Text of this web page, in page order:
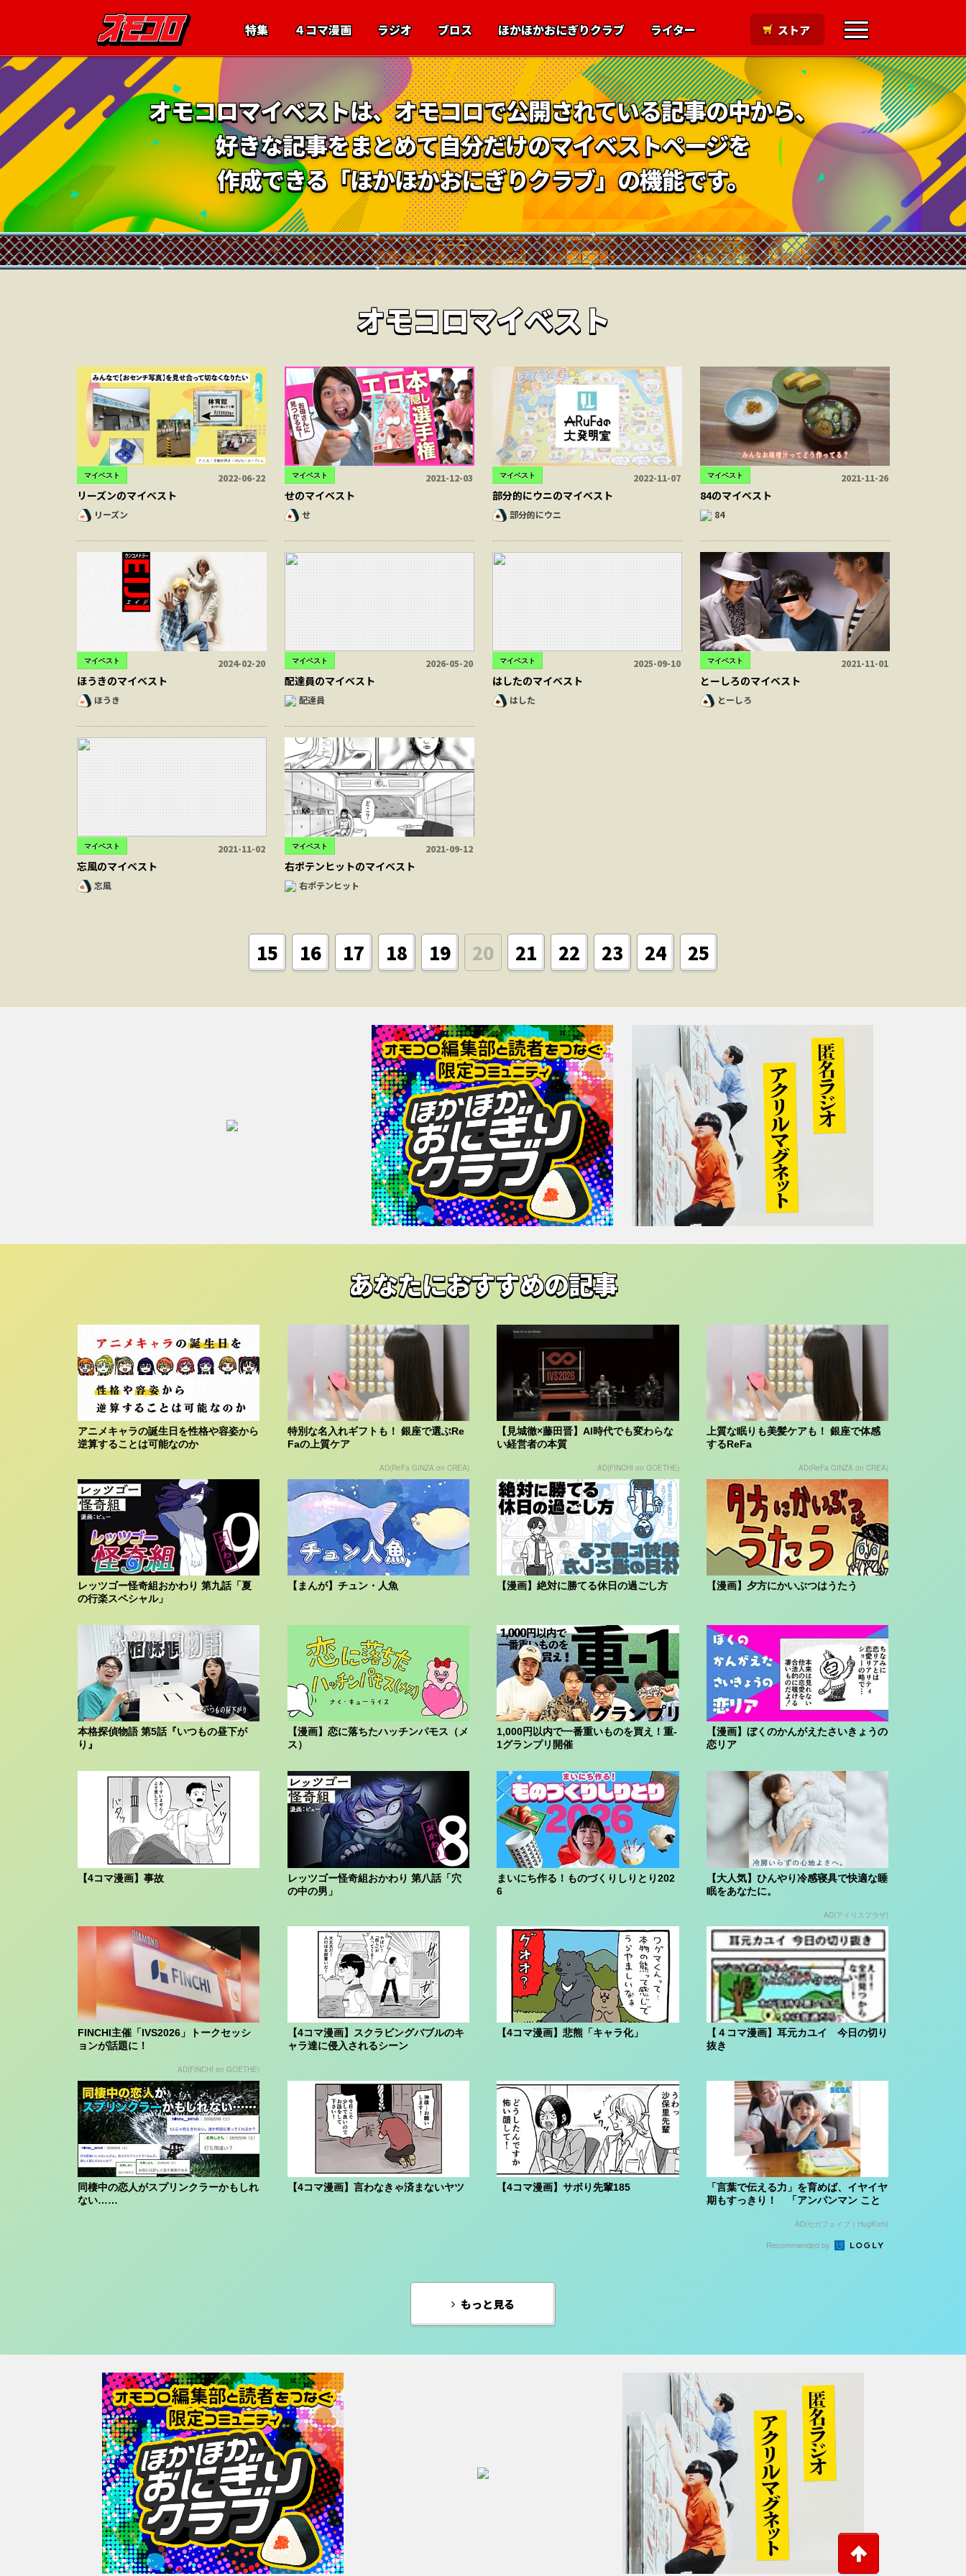
特集 ４コマ漫画 ラジオ ブロス ほかほかおにぎりクラブ ライター ストア
オモコロマイベストは、オモコロで公開されている記事の中から、
好きな記事をまとめて自分だけのマイベストページを
作成できる「ほかほかおにぎりクラブ」の機能です。
オモコロマイベスト
マイベスト 2022-06-22
リーズンのマイベスト
リーズン
マイベスト 2021-12-03
せのマイベスト
せ
マイベスト 2022-11-07
部分的にウニのマイベスト
部分的にウニ
マイベスト 2021-11-26
84のマイベスト
84
マイベスト 2024-02-20
ほうきのマイベスト
ほうき
マイベスト 2026-05-20
配達員のマイベスト
配達員
マイベスト 2025-09-10
はしたのマイベスト
はした
マイベスト 2021-11-01
とーしろのマイベスト
とーしろ
マイベスト 2021-11-02
忘風のマイベスト
忘風
マイベスト 2021-09-12
右ポテンヒットのマイベスト
右ポテンヒット
15 16 17 18 19 20 21 22 23 24 25
あなたにおすすめの記事
アニメキャラの誕生日を性格や容姿から
逆算することは可能なのか
特別な名入れギフトも！ 銀座で選ぶRe
Faの上質ケア
AD(ReFa GINZA on CREA)
【見城徹×藤田晋】AI時代でも変わらな
い経営者の本質
AD(FINCHI on GOETHE)
上質な眠りも美髪ケアも！ 銀座で体感
するReFa
AD(ReFa GINZA on CREA)
レッツゴー怪奇組おかわり 第九話「夏
の行楽スペシャル」
【まんが】チュン・人魚 【漫画】絶対に勝てる休日の過ごし方 【漫画】夕方にかいぶつはうたう
本格探偵物語 第5話『いつもの昼下が
り』
【漫画】恋に落ちたハッチンパモス（メ
ス）
1,000円以内で一番重いものを買え！重-
1グランプリ開催
【漫画】ぼくのかんがえたさいきょうの
恋リア
【4コマ漫画】事故
レッツゴー怪奇組おかわり 第八話「穴
の中の男」
まいにち作る！ものづくりしりとり202
6
【大人気】ひんやり冷感寝具で快適な睡
眠をあなたに。
AD(アイリスプラザ)
FINCHI主催「IVS2026」トークセッシ
ョンが話題に！
AD(FINCHI on GOETHE)
【4コマ漫画】スクラビングバブルのキ
ャラ達に侵入されるシーン
【4コマ漫画】悲熊「キャラ化」
【４コマ漫画】耳元カユイ 今日の切り
抜き
同棲中の恋人がスプリンクラーかもしれ
ない……
【4コマ漫画】言わなきゃ済まないヤツ 【4コマ漫画】サボり先輩185
「言葉で伝える力」を育めば、イヤイヤ
期もすっきり！ 「アンパンマン こと
ばずかん...
AD(セガフェイブ｜HugKum)
Recommended by
もっと見る